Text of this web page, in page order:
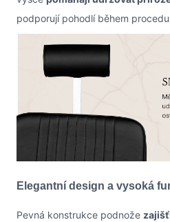
podporují pohodlí během
Elegantní design a vysoká
Pevná konstrukce podnože